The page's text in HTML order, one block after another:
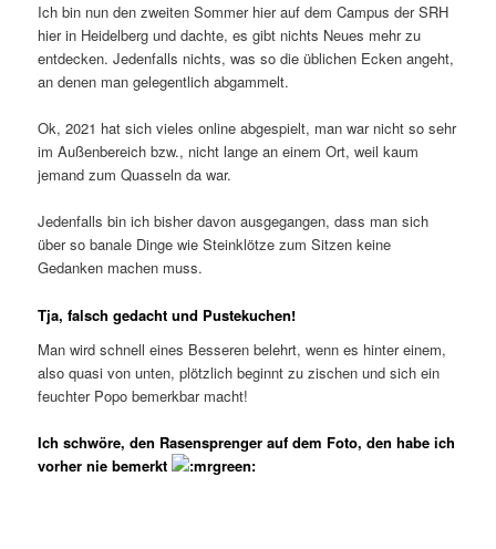
Ich bin nun den zweiten Sommer hier auf dem Campus der SRH
hier in Heidelberg und dachte, es gibt nichts Neues mehr zu
entdecken. Jedenfalls nichts, was so die üblichen Ecken angeht,
an denen man gelegentlich abgammelt.
Ok, 2021 hat sich vieles online abgespielt, man war nicht so sehr
im Außenbereich bzw., nicht lange an einem Ort, weil kaum
jemand zum Quasseln da war.
Jedenfalls bin ich bisher davon ausgegangen, dass man sich
über so banale Dinge wie Steinklötze zum Sitzen keine
Gedanken machen muss.
Tja, falsch gedacht und Pustekuchen!
Man wird schnell eines Besseren belehrt, wenn es hinter einem,
also quasi von unten, plötzlich beginnt zu zischen und sich ein
feuchter Popo bemerkbar macht!
Ich schwöre, den Rasensprenger auf dem Foto, den habe ich
vorher nie bemerkt